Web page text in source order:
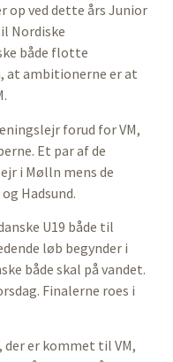
op ved dette års Junior
Nordiske
både flotte
at ambitionerne er at
forud for VM,
Et par af de
i Mølln mens de
Hadsund.
U19 både til
løb begynder i
både skal på vandet.
Finalerne roes i
der er kommet til VM,